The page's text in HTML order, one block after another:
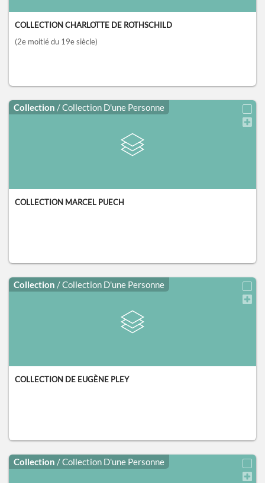
COLLECTION CHARLOTTE DE ROTHSCHILD
(2e moitié du 19e siècle)
Collection / Collection D'une Personne
COLLECTION MARCEL PUECH
Collection / Collection D'une Personne
COLLECTION DE EUGÈNE PLEY
Collection / Collection D'une Personne